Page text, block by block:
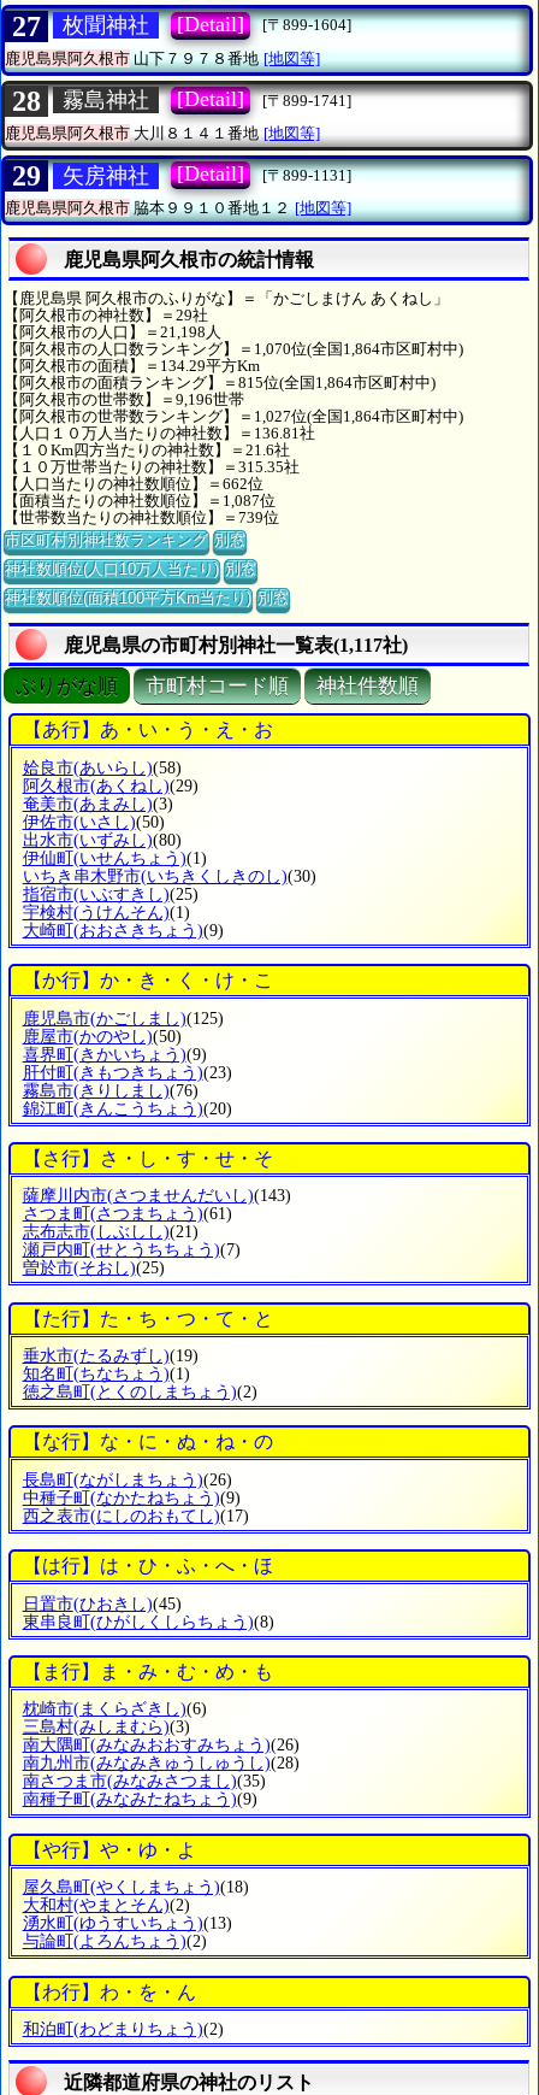
27 枚聞神社 [Detail]
[〒899-1604]
鹿児島県阿久根市山下７９７８番地 [地図等]
28 霧島神社 [Detail]
[〒899-1741]
鹿児島県阿久根市 大川８１４１番地 [地図等]
29 矢房神社 [Detail]
[〒899-1131]
鹿児島県阿久根市脇本９９１０番地１２ [地図等]
鹿児島県阿久根市の統計情報
【鹿児島県 阿久根市のふりがな】＝「かごしまけん あくねし」
【阿久根市の神社数】＝29社
【阿久根市の人口】＝21,198人
【阿久根市の人口数ランキング】＝1,070位(全国1,864市区町村中)
【阿久根市の面積】＝134.29平方Km
【阿久根市の面積ランキング】＝815位(全国1,864市区町村中)
【阿久根市の世帯数】＝9,196世帯
【阿久根市の世帯数ランキング】＝1,027位(全国1,864市区町村中)
【人口１０万人当たりの神社数】＝136.81社
【１０Km四方当たりの神社数】＝21.6社
【１０万世帯当たりの神社数】＝315.35社
【人口当たりの神社数順位】＝662位
【面積当たりの神社数順位】＝1,087位
【世帯数当たりの神社数順位】＝739位
市区町村別神社数ランキング 別窓
神社数順位(人口10万人当たり) 別窓
神社数順位(面積100平方Km当たり) 別窓
鹿児島県の市町村別神社一覧表(1,117社)
ぶりがな順 市町村コード順 神社件数順
【あ行】あ・い・う・え・お
姶良市(あいらし)(58)
阿久根市(あくねし)(29)
奄美市(あまみし)(3)
伊佐市(いさし)(50)
出水市(いずみし)(80)
伊仙町 (いせんちょう)(1)
いちき串木野市(いちきくしきのし)(30)
指宿市(いぶすきし)(25)
宇検村(うけんそん)(1)
大崎町 (おおさきちょう)(9)
【か行】か・き・く・け・こ
鹿児島市(かごしまし)(125)
鹿屋市(かのやし)(50)
喜界町(きかいちょう)(9)
肝付町(きもつきちょう)(23)
霧島市(きりしまし)(76)
錦江町(きんこうちょう)(20)
【さ行】さ・し・す・せ・そ
薩摩川内市(さつませんだいし)(143)
さつま町 (さつまちょう)(61)
志布志市(しぶしし)(21)
瀬戸内町 (せとうちちょう)(7)
曽於市(そおし)(25)
【た行】た・ち・つ・て・と
垂水市(たるみずし)(19)
知名町 (ちなちょう)(1)
徳之島町 (とくのしまちょう)(2)
【な行】な・に・ぬ・ね・の
長島町 (ながしまちょう)(26)
中種子町 (なかたねちょう)(9)
西之表市(にしのおもてし)(17)
【は行】は・ひ・ふ・へ・ほ
日置市(ひおきし)(45)
東串良町(ひがしくしらちょう)(8)
【ま行】ま・み・む・め・も
枕崎市(まくらざきし)(6)
三島村(みしまむら)(3)
南大隅町 (みなみおおすみちょう)(26)
南九州市(みなみきゅうしゅうし)(28)
南さつま市(みなみさつまし)(35)
南種子町 (みなみたねちょう)(9)
【や行】や・ゆ・よ
屋久島町 (やくしまちょう)(18)
大和村(やまとそん)(2)
湧水町 (ゆうすいちょう)(13)
与論町 (よろんちょう)(2)
【わ行】わ・を・ん
和泊町 (わどまりちょう)(2)
近隣都道府県の神社のリスト